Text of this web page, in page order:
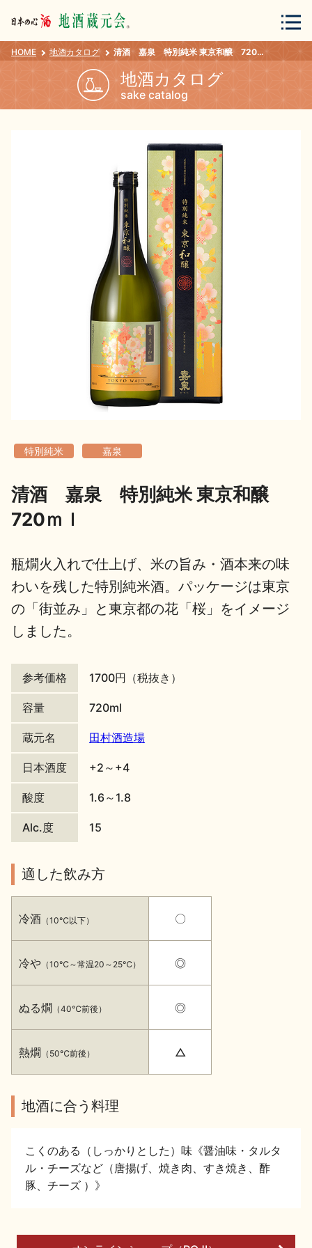
会員登録 ログイン
地酒カタログ
地酒解体新書
日本酒の楽しみ方特集
地酒・イベント情報
イベント情報TOP 新商品・おすすめ商品
季節の商品 イベント情報
地酒蔵元会WEB展示会 地酒蔵元会利酒会
地酒蔵元会とは
HOME 地酒カタログ 清酒 嘉泉 特別純米 東京和醸 720ｍｌ
地酒カタログ
sake catalog
特別純米 嘉泉
清酒 嘉泉 特別純米 東京和醸
720ｍｌ
瓶燗火入れで仕上げ、米の旨み・酒本来の味
わいを残した特別純米酒。パッケージは東京
の「街並み」と東京都の花「桜」をイメージ
しました。
参考価格 1700円（税抜き）
容量 720ml
蔵元名 田村酒造場
日本酒度 +2～+4
酸度 1.6～1.8
Alc.度 15
適した飲み方
冷酒 （10℃以下）
冷や （10℃～常温20～25℃）
ぬる燗 （40℃前後）
熱燗 （50℃前後）
〇
◎
◎
△
地酒に合う料理
こくのある（しっかりとした）味《醤油味・タルタ
ル・チーズなど（唐揚げ、焼き肉、すき焼き、酢
豚、チーズ ）》